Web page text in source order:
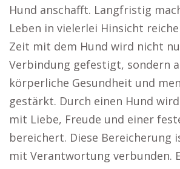
Hund anschafft. Langfristig
Leben in vielerlei Hinsicht
Zeit mit dem Hund wird nicht
Verbindung gefestigt, sondern
körperliche Gesundheit und
gestärkt. Durch einen Hund
mit Liebe, Freude und einer
bereichert. Diese Bereicherung
mit Verantwortung verbunden.